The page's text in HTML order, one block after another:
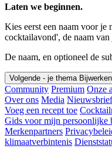
Laten we beginnen.
Kies eerst een naam voor
cocktailavond', de naam
De naam, en optioneel de
Volgende - je thema Bijwerken
Community Premium Onze
Over ons Media Nieuwsbrief
Voeg een recept toe
Gids voor mijn persoonlijke
Merkenpartners
klimaatverbintenis